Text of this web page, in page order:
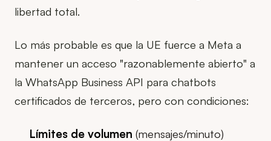
libertad total.
Lo más probable es que la UE fuerce a Meta a
mantener un acceso "razonablemente abierto" a
la WhatsApp Business API para chatbots
certificados de terceros, pero con condiciones:
Límites de volumen (mensajes/minuto)